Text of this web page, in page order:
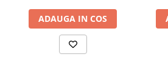
ADAUGA IN COS